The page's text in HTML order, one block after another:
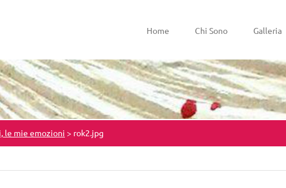
Home Chi Sono Galleria
le mie emozioni > rok2.jpg